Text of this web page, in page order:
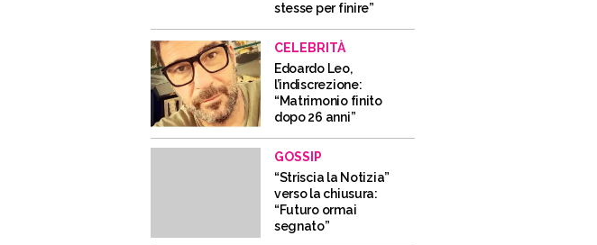
stesse per finire”
CELEBRITÀ
Edoardo Leo,
l’indiscrezione:
“Matrimonio finito
dopo 26 anni”
GOSSIP
“Striscia la Notizia”
verso la chiusura:
“Futuro ormai
segnato”